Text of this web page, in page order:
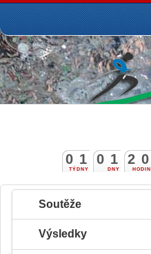
TÝDNY
0 1
DNY
0 1
HODIN
2 0
Soutěže
Výsledky